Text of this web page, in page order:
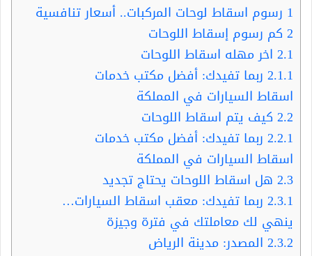
1 رسوم اسقاط لوحات المركبات.. أسعار تنافسية
2 كم رسوم إسقاط اللوحات
2.1 اخر مهله اسقاط اللوحات
2.1.1 ربما تفيدك: أفضل مكتب خدمات
اسقاط السيارات في المملكة
2.2 كيف يتم اسقاط اللوحات
2.2.1 ربما تفيدك: أفضل مكتب خدمات
اسقاط السيارات في المملكة
2.3 هل اسقاط اللوحات يحتاج تجديد
2.3.1 ربما تفيدك: معقب اسقاط السيارات…
ينهي لك معاملتك في فترة وجيزة
2.3.2 المصدر: مدينة الرياض